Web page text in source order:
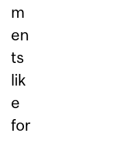
m
en
ts
lik
e
for